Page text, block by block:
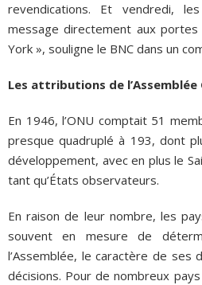
revendications. Et vendredi,
message directement aux
York », souligne le BNC dans un
Les attributions de l’Assemblée
En 1946, l’ONU comptait 51
presque quadruplé à 193, dont
développement, avec en plus le
tant qu’États observateurs.
En raison de leur nombre, les
souvent en mesure de
l’Assemblée, le caractère de
décisions. Pour de nombreux